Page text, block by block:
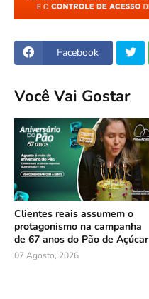
Facebook
Você Vai Gostar
Clientes reais assumem o
protagonismo na campanha
de 67 anos do Pão de Açúcar
07 Agosto, 2026